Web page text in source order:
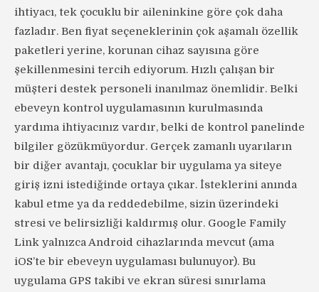
ihtiyacı, tek çocuklu bir aileninkine göre çok daha
fazladır. Ben fiyat seçeneklerinin çok aşamalı özellik
paketleri yerine, korunan cihaz sayısına göre
şekillenmesini tercih ediyorum. Hızlı çalışan bir
müşteri destek personeli inanılmaz önemlidir. Belki
ebeveyn kontrol uygulamasının kurulmasında
yardıma ihtiyacınız vardır, belki de kontrol panelinde
bilgiler gözükmüyordur. Gerçek zamanlı uyarıların
bir diğer avantajı, çocuklar bir uygulama ya siteye
giriş izni istediğinde ortaya çıkar. İsteklerini anında
kabul etme ya da reddedebilme, sizin üzerindeki
stresi ve belirsizliği kaldırmış olur. Google Family
Link yalnızca Android cihazlarında mevcut (ama
iOS’te bir ebeveyn uygulaması bulunuyor). Bu
uygulama GPS takibi ve ekran süresi sınırlama